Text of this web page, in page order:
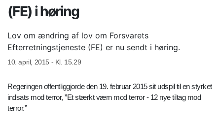
(FE) i høring
Lov om ændring af lov om Forsvarets
Efterretningstjeneste (FE) er nu sendt i høring.
10. april, 2015 - Kl. 15.29
Regeringen offentliggjorde den 19. februar 2015 sit udspil til en styrket
indsats mod terror, ”Et stærkt værn mod terror - 12 nye tiltag mod
terror.”